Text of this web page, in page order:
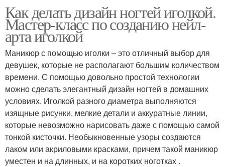
Как делать дизайн ногтей иголкой.
Мастер-класс по созданию нейл-
арта иголкой
Маникюр с помощью иголки – это отличный выбор для
девушек, которые не располагают большим количеством
времени. С помощью довольно простой технологии
можно сделать элегантный дизайн ногтей в домашних
условиях. Иголкой разного диаметра выполняются
изящные рисунки, мелкие детали и аккуратные линии,
которые невозможно нарисовать даже с помощью самой
тонкой кисточки. Необыкновенные узоры создаются
лаком или акриловыми красками, причем такой маникюр
уместен и на длинных, и на коротких ноготках .